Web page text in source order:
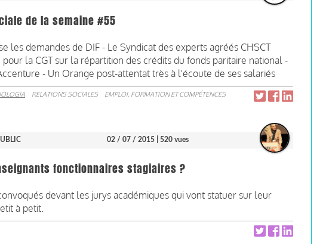
de la semaine #55
les demandes de DIF - Le Syndicat des experts agréés CHSCT
la CGT sur la répartition des crédits du fonds paritaire national -
- Un Orange post-attentat très à l'écoute de ses salariés
RELATIONS SOCIALES EMPLOI, FORMATION ET COMPÉTENCES
02 / 07 / 2015 | 520 vues
fonctionnaires stagiaires ?
devant les jurys académiques qui vont statuer sur leur
à petit.